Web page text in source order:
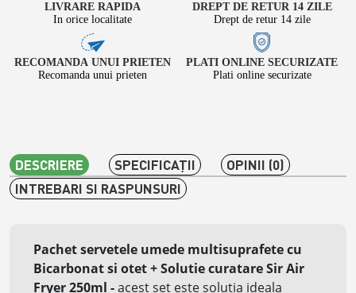
LIVRARE RAPIDA
In orice localitate
DREPT DE RETUR 14 ZILE
Drept de retur 14 zile
RECOMANDA UNUI PRIETEN
Recomanda unui prieten
PLATI ONLINE SECURIZATE
Plati online securizate
DESCRIERE SPECIFICAŢII
OPINII (0)
INTREBARI SI RASPUNSURI
Pachet servetele umede multisuprafete cu
Bicarbonat si otet + Solutie curatare Sir Air
Fryer 250ml -acest set este solutia ideala